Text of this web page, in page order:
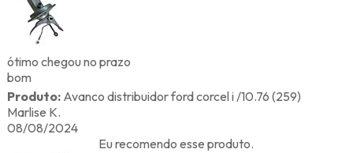
ótimo chegou no prazo
bom
Produto:Avanco distribuidor ford corcel i /10.76 (259)
Marlise K.
08/08/2024
Eu recomendo esse produto.